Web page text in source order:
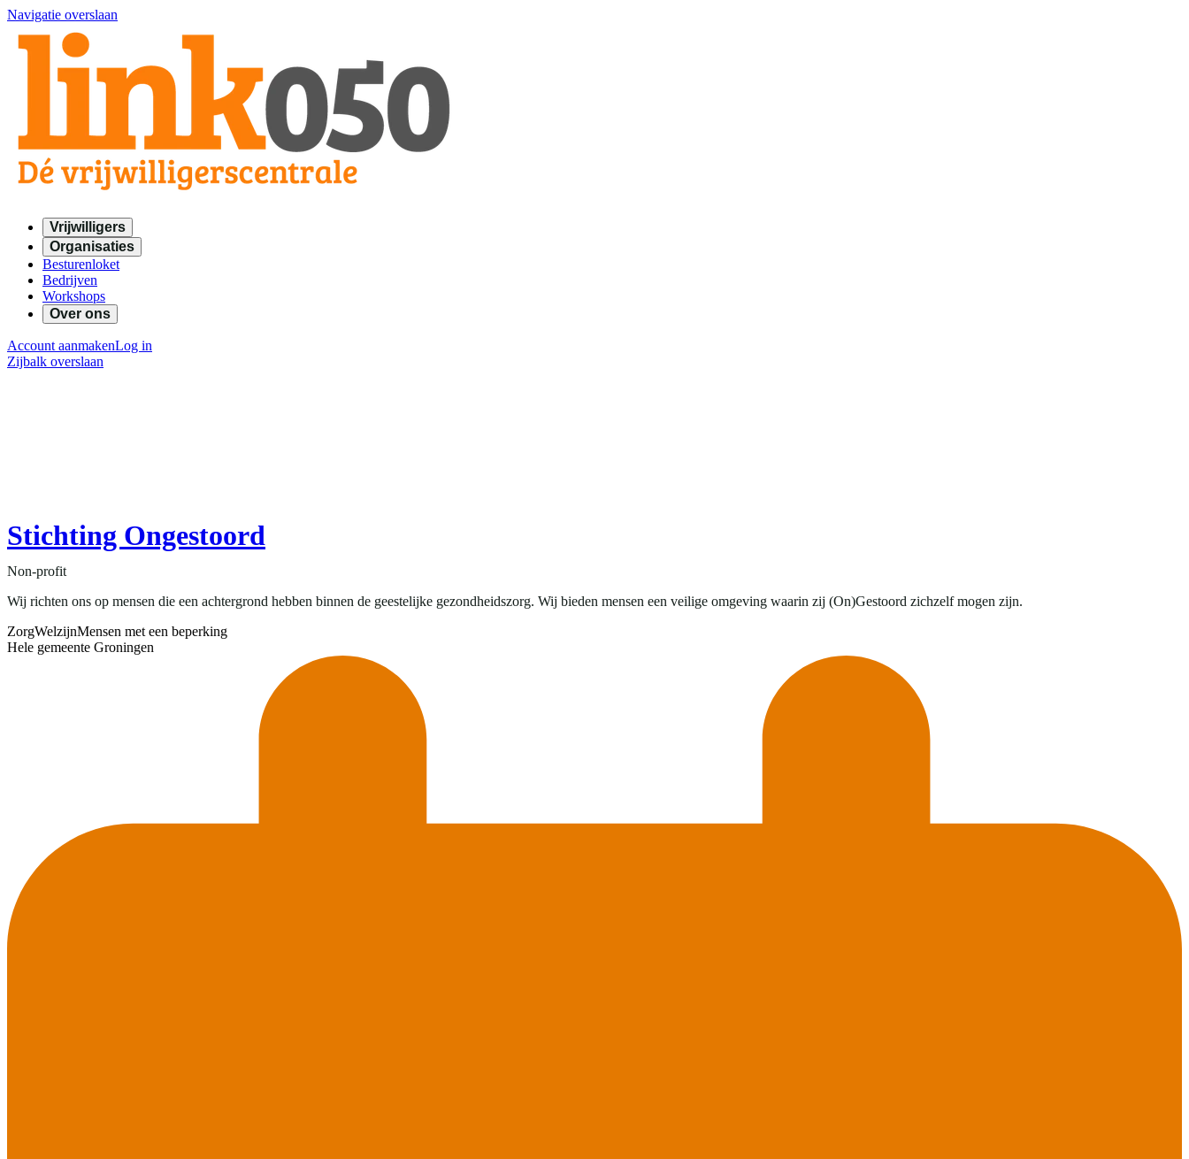
Navigatie overslaan
Vrijwilligers
Organisaties
Besturenloket
Bedrijven
Workshops
Over ons
Account aanmakenLog in
Zijbalk overslaan
Stichting Ongestoord
Non-profit
Wij richten ons op mensen die een achtergrond hebben binnen de geestelijke gezondheidszorg. Wij bieden mensen een veilige omgeving waarin zij (On)Gestoord zichzelf mogen zijn.
ZorgWelzijnMensen met een beperking
Hele gemeente Groningen